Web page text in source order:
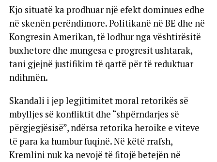
Kjo situatë ka prodhuar një efekt dominues edhe
në skenën perëndimore. Politikanë në BE dhe në
Kongresin Amerikan, të lodhur nga vështirësitë
buxhetore dhe mungesa e progresit ushtarak,
tani gjejnë justifikim të qartë për të reduktuar
ndihmën.
Skandali i jep legjitimitet moral retorikës së
mbylljes së konfliktit dhe “shpërndarjes së
përgjegjësisë”, ndërsa retorika heroike e viteve
të para ka humbur fuqinë. Në këtë rrafsh,
Kremlini nuk ka nevojë të fitojë betejën në